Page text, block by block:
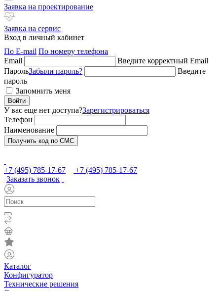
Заявка на проектирование
Заявка на сервис
Вход в личный кабинет
По E-mail По номеру телефона
Email
Введите корректный Email
ПарольЗабыли пароль?
Введите
пароль
Запомнить меня
Войти
У вас еще нет доступа?Зарегистрироваться
Телефон
Наименование
Получить код по СМС
+7 (495) 785-17-67
+7 (495) 785-17-67
Заказать звонок
Каталог
Конфигуратор
Технические решения